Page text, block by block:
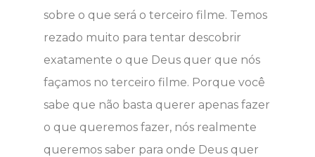
sobre o que será o terceiro filme. Temos
rezado muito para tentar descobrir
exatamente o que Deus quer que nós
façamos no terceiro filme. Porque você
sabe que não basta querer apenas fazer
o que queremos fazer, nós realmente
queremos saber para onde Deus quer